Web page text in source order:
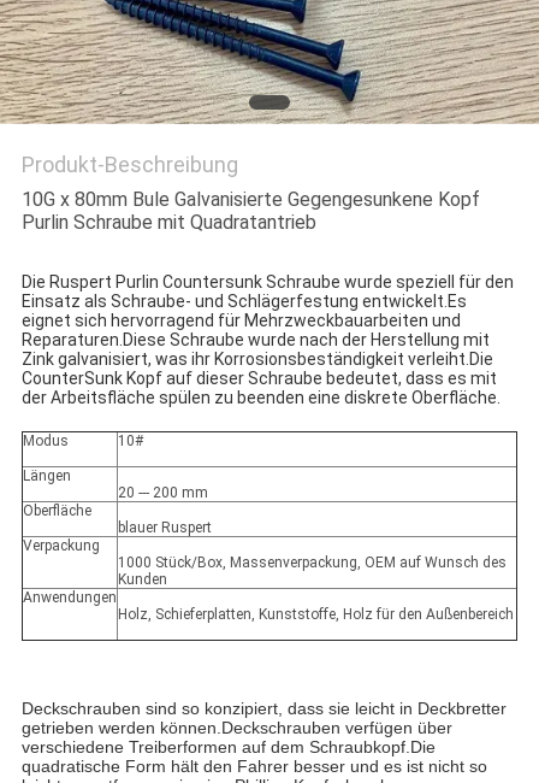
Produkt-Beschreibung
10G x 80mm Bule Galvanisierte Gegengesunkene Kopf
Purlin Schraube mit Quadratantrieb
Die Ruspert Purlin Countersunk Schraube wurde speziell für den
Einsatz als Schraube- und Schlägerfestung entwickelt.Es
eignet sich hervorragend für Mehrzweckbauarbeiten und
Reparaturen.Diese Schraube wurde nach der Herstellung mit
Zink galvanisiert, was ihr Korrosionsbeständigkeit verleiht.Die
CounterSunk Kopf auf dieser Schraube bedeutet, dass es mit
der Arbeitsfläche spülen zu beenden eine diskrete Oberfläche.
Modus 10#
Längen
20 --- 200 mm
Oberfläche
blauer Ruspert
Verpackung
1000 Stück/Box, Massenverpackung, OEM auf Wunsch des
Kunden
Anwendungen
Holz, Schieferplatten, Kunststoffe, Holz für den Außenbereich
Deckschrauben sind so konzipiert, dass sie leicht in Deckbretter
getrieben werden können.Deckschrauben verfügen über
verschiedene Treiberformen auf dem Schraubkopf.Die
quadratische Form hält den Fahrer besser und es ist nicht so